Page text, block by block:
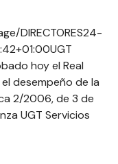
DIRECTORES24-
UGT
hoy el Real
desempeño de la
2/2006, de 3 de
UGT Servicios